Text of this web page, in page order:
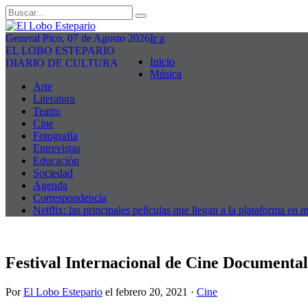
General Pico, 07 de Agosto 2026
EL LOBO ESTEPARIO
DIARIO DE CULTURA
Ir a
Inicio
Música
Arte
Literatura
Teatro
Cine
Fotografía
Entrevistas
Educación
Sociedad
Agenda
Correspondencia
Netflix: las principales películas que llegan a la plataforma en
Festival Internacional de Cine
PorEl Lobo Estepario el febrero 20, 2021 · Cine